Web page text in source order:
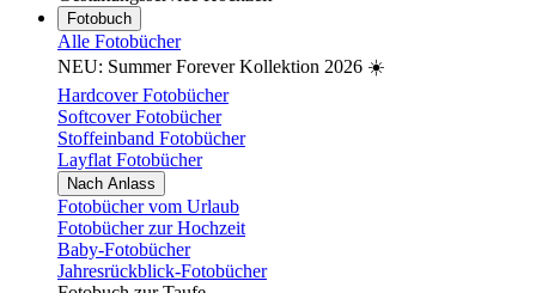
Fotobuch
Alle Fotobücher
NEU: Summer Forever Kollektion 2026 ☀️
Hardcover Fotobücher
Softcover Fotobücher
Stoffeinband Fotobücher
Layflat Fotobücher
Nach Anlass
Fotobücher vom Urlaub
Fotobücher zur Hochzeit
Baby-Fotobücher
Jahresrückblick-Fotobücher